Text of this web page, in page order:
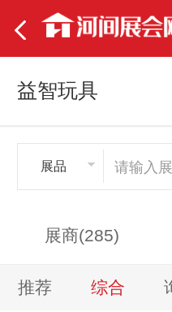
益智玩具
展品
展商(285)
推荐 综合